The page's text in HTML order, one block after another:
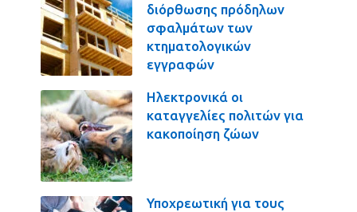
διόρθωσης πρόδηλων
σφαλμάτων των
κτηματολογικών
εγγραφών
Ηλεκτρονικά οι
καταγγελίες πολιτών για
κακοποίηση ζώων
Υποχρεωτική για τους